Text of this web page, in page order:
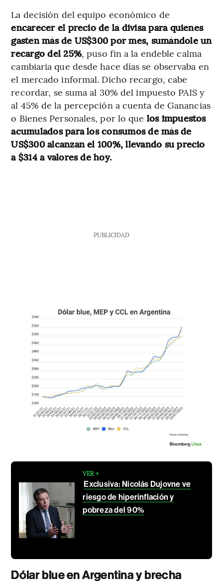
La decisión del equipo económico de
encarecer el precio de la divisa para quienes
gasten más de US$300 por mes, sumándole un
recargo del 25%, puso fin a la endeble calma
cambiaria que desde hace días se observaba en
el mercado informal. Dicho recargo, cabe
recordar, se suma al 30% del impuesto PAIS y
al 45% de la percepción a cuenta de Ganancias
o Bienes Personales, por lo que los impuestos
acumulados para los consumos de más de
US$300 alcanzan el 100%, llevando su precio
a $314 a valores de hoy.
PUBLICIDAD
VER +
Exclusiva: Nicolás Dujovne ve
riesgo de hiperinflación y
pobreza del 90%
Dólar blue en Argentina y brecha